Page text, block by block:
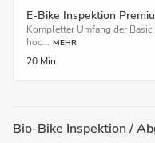
E-Bike Inspektion
Kompletter Umfang der
hoc... MEHR
20 Min.
Bio-Bike Inspektion /